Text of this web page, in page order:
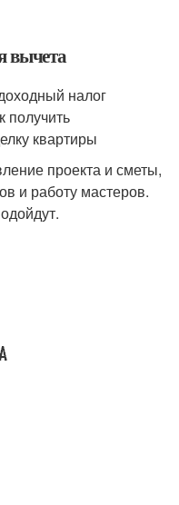
вычета
проекта и сметы,
и работу мастеров.